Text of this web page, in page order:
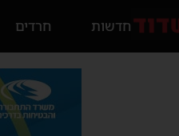
חדשות חרדים